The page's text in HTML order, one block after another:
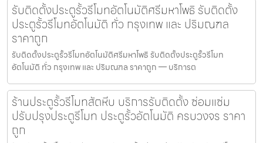
รับติดตั้งประตูรั้วรีโมทอัตโนมัติศรีมหาโพธิ รับติดตั้ง
ประตูรั้วรีโมทอัตโนมัติ ทั่ว กรุงเทพ และ ปริมณฑล
ราคาถูก
รับติดตั้งประตูรั้วรีโมทอัตโนมัติศรีมหาโพธิ รับติดตั้งประตูรั้วรีโมท
อัตโนมัติ ทั่ว กรุงเทพ และ ปริมณฑล ราคาถูก — บริการต
ร้านประตูรั้วรีโมทสัตหีบ บริการรับติดตั้ง ซ่อมแซ่ม
ปรับปรุงประตูรีโมท ประตูรั้วอัตโนมัติ ครบวงจร ราคา
ถูก